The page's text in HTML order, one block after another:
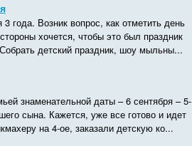
года. Возник вопрос, как отметить день
хочется, чтобы это был праздник
детский праздник, шоу мыльны...
знаменательной даты – 6 сентября – 5-
сына. Кажется, уже все готово и идет
на 4-ое, заказали детскую ко...